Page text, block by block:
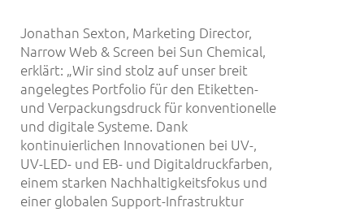
Jonathan Sexton, Marketing Director,
Narrow Web & Screen bei Sun Chemical,
erklärt: „Wir sind stolz auf unser breit
angelegtes Portfolio für den Etiketten-
und Verpackungsdruck für konventionelle
und digitale Systeme. Dank
kontinuierlichen Innovationen bei UV-,
UV-LED- und EB- und Digitaldruckfarben,
einem starken Nachhaltigkeitsfokus und
einer globalen Support-Infrastruktur